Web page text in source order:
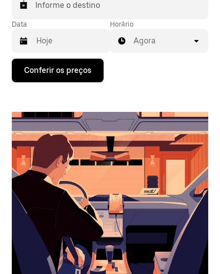
Informe o destino
Data
Pressione
seta
interagir
o
calendário
selecionar
uma
data.
Pressione
a
tecla
“ESC”
o
calendário.
Horário
Agora
Conferir os preços